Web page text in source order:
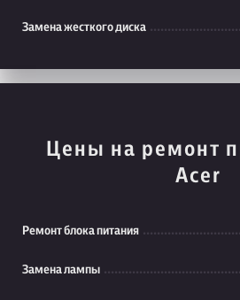
Замена жесткого диска
Цены на ремонт
Acer
Ремонт блока питания
Замена лампы